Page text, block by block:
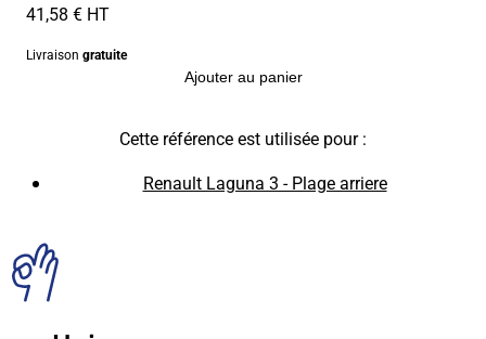
41,58 € HT
Livraison gratuite
Ajouter au panier
Cette référence est utilisée pour :
Renault Laguna 3 - Plage arriere